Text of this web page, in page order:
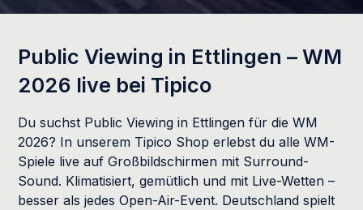
Public Viewing in Ettlingen – WM
2026 live bei Tipico
Du suchst Public Viewing in Ettlingen für die WM
2026? In unserem Tipico Shop erlebst du alle WM-
Spiele live auf Großbildschirmen mit Surround-
Sound. Klimatisiert, gemütlich und mit Live-Wetten –
besser als jedes Open-Air-Event. Deutschland spielt